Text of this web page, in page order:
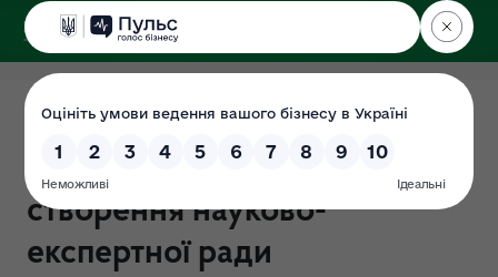
ДЕРЖЕКОІНСПЕКЦІЯ
Наказ Держекоінспекції від
26.07.2018 року №139 «Про
створення науково-
експертної ради